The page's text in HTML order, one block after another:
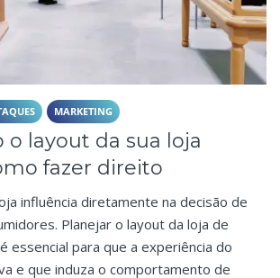
MARKETING
o layout da sua loja
fazer direito
influência diretamente na decisão de
Planejar o layout da loja de
essencial para que a experiência do
e que induza o comportamento de